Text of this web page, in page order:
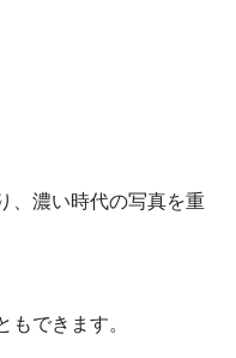
、濃い時代の写真を重
もできます。